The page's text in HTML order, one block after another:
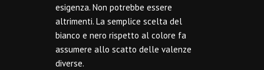
esigenza. Non potrebbe essere
altrimenti. La semplice scelta del
bianco e nero rispetto al colore fa
assumere allo scatto delle valenze
diverse.